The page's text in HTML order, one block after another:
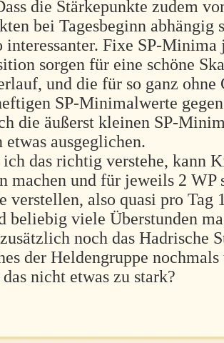
die Stärkepunkte zudem
bei Tagesbeginn abhängig
interessanter. Fixe SP-Minima
sorgen für eine schöne
und die für so ganz ohne
SP-Minimalwerte
die äußerst kleinen SP-
etwas ausgeglichen.
das richtig verstehe, kann
machen und für jeweils 2 WP
verstellen, also quasi pro Tag
beliebig viele Überstunden
noch das Hadrische
der Heldengruppe
nicht etwas zu stark?